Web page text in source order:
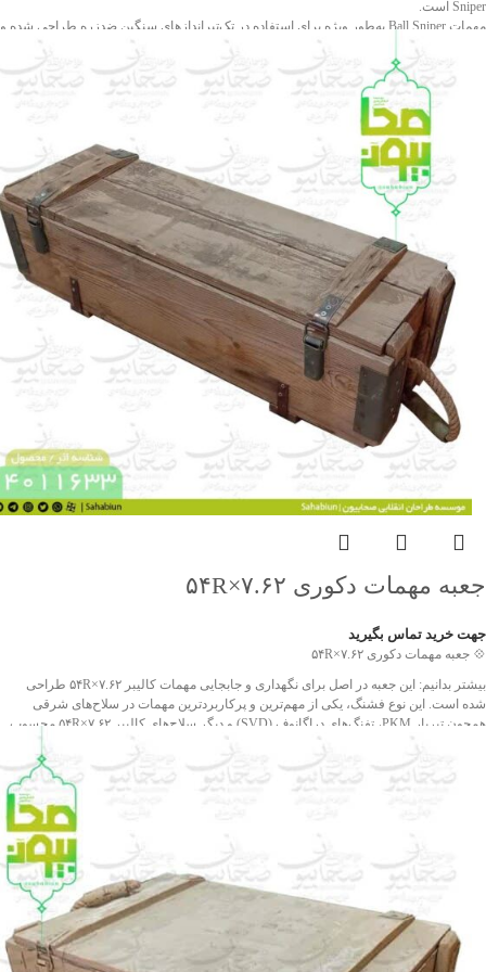
می‌سازد.
Sniper است.
مهمات Ball Sniper به‌طور ویژه برای استفاده در تک‌تیراندازهای سنگین ضدزره طراحی شده و
از دقت و کیفیت ساخت بالاتری نسبت به نمونه‌های تیرباری برخوردار است. این مهمات در
سلاح‌هایی مانند شاهر، AM-50 و سایر تک‌تیراندازهای ۱۲.۷ میلی‌متری به کار می‌رود و علاوه
بر آن، قابلیت استفاده در تیربارهای سنگین کالیبر ۱۲.۷ میلی‌متری را نیز دارد.
ویژگی‌های برجسته این محصول، شامل جنس بسیار مقاوم و سایز بزرگ آن است که می‌تواند
به‌عنوان یک گزینه مناسب برای دکورهای یادگاری یا پروژه‌های خاص یادبود، خصوصا نمایشگاه
های دفاع مقدس انتخابی تاثیرگذار باشد.
❤️شناسه اثر : 4011634
جعبه مهمات دکوری ۷.۶۲×۵۴R
جهت خرید تماس بگیرید
💠 جعبه مهمات دکوری ۷.۶۲×۵۴R
بیشتر بدانیم: این جعبه در اصل برای نگهداری و جابجایی مهمات کالیبر ۷.۶۲×۵۴R طراحی
شده است. این نوع فشنگ، یکی از مهم‌ترین و پرکاربردترین مهمات در سلاح‌های شرقی
همچون تیربار PKM، تفنگ‌های دراگانوف (SVD) و دیگر سلاح‌های کالیبر ۷.۶۲×۵۴R محسوب
جنس بدنه این جعبه از چوب مقاوم بوده و با تسمه‌های فلزی تقویت شده تا در برابر فشار و
ضربه مقاومت بالایی داشته باشد.
ویژگی‌های برجسته این محصول، اصالت تاریخی، طراحی مستحکم و سایز بزرگ آن است که
می‌تواند به‌عنوان یک گزینه چشمگیر برای دکورهای یادگاری، پروژه‌های خاص یادبود و
❤️ شناسه اثر: 4011633